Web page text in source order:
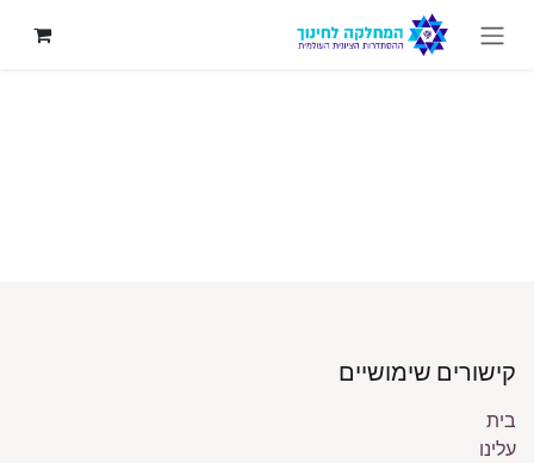
קישורים שימושיים
בית
עלינו